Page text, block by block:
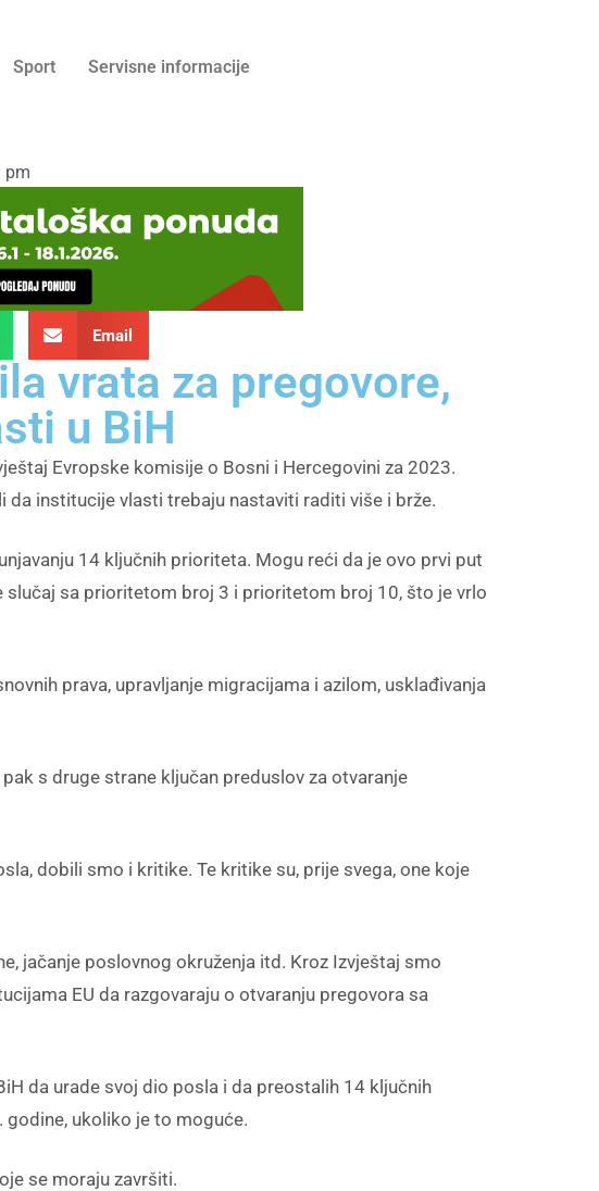
Sport Servisne informacije
pm
Email
vrata za pregovore,
u BiH
Evropske komisije o Bosni i Hercegovini za 2023.
da institucije vlasti trebaju nastaviti raditi više i brže.
14 ključnih prioriteta. Mogu reći da je ovo prvi put
sa prioritetom broj 3 i prioritetom broj 10, što je vrlo
prava, upravljanje migracijama i azilom, usklađivanja
s druge strane ključan preduslov za otvaranje
dobili smo i kritike. Te kritike su, prije svega, one koje
jačanje poslovnog okruženja itd. Kroz Izvještaj smo
EU da razgovaraju o otvaranju pregovora sa
da urade svoj dio posla i da preostalih 14 ključnih
ukoliko je to moguće.
se moraju završiti.